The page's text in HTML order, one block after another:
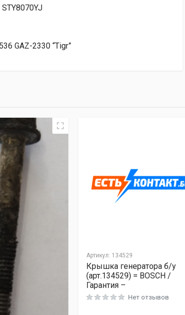
STY8070YJ
GAZ-2330 “Tigr”
Артикул: 134529
Крышка генератора б/у
(арт.134529) = BOSCH /
Гарантия –
Нет отзывов